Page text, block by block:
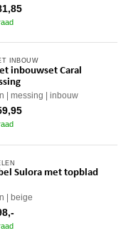
INBOUW
inbouwset Caral
messing inbouw
Sulora met topblad
beige